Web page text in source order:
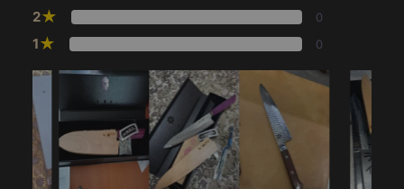
2★ 0
1★ 0